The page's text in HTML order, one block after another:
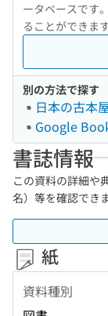
ータベースです
ることができます
別の方法で探す
日本の古本
Google
書誌情報
この資料の詳細や
名）等を確認でき
紙
資料種別